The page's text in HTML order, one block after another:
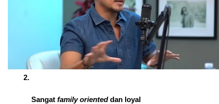
Sangat family oriented dan loyal